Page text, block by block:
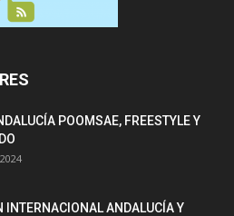
POOMSAE, FREESTYLE Y
INTERNACIONAL ANDALUCÍA Y